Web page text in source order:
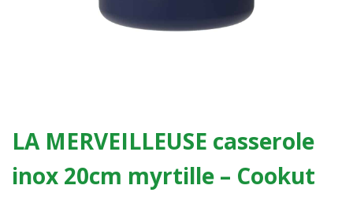
LA MERVEILLEUSE casserole
inox 20cm myrtille – Cookut